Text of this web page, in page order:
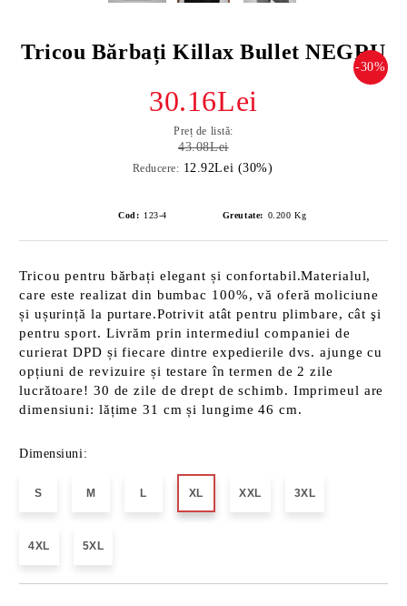
Tricou Bărbați Killax Bullet NEGRU
-30%
30.16Lei
Preț de listă:
43.08Lei
Reducere: 12.92Lei (30%)
Cod: 123-4 Greutate: 0.200 Kg
Tricou pentru bărbați elegant și confortabil.Materialul,
care este realizat din bumbac 100%, vă oferă moliciune
și ușurință la purtare.Potrivit atât pentru plimbare, cât şi
pentru sport. Livrăm prin intermediul companiei de
curierat DPD și fiecare dintre expedierile dvs. ajunge cu
opțiuni de revizuire și testare în termen de 2 zile
lucrătoare! 30 de zile de drept de schimb. Imprimeul are
dimensiuni: lățime 31 cm și lungime 46 cm.
Dimensiuni:
S M L XL XXL 3XL
4XL 5XL